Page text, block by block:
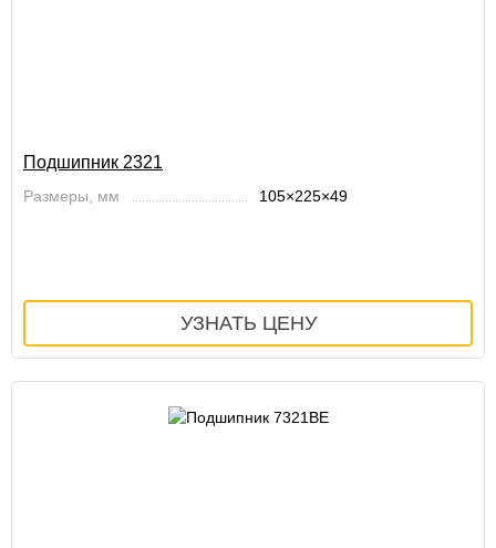
Подшипник 2321
Размеры, мм 105×225×49